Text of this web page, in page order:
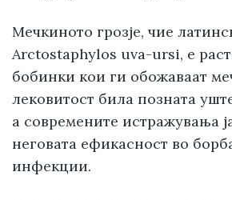
Мечкиното грозје, чие
Arctostaphylos uva-ursi, е
бобинки кои ги обожаваат
лековитост била позната
а современите истражувања
неговата ефикасност во
инфекции.